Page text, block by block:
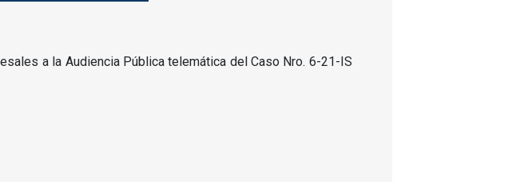
a la Audiencia Pública telemática del Caso Nro. 6-21-IS